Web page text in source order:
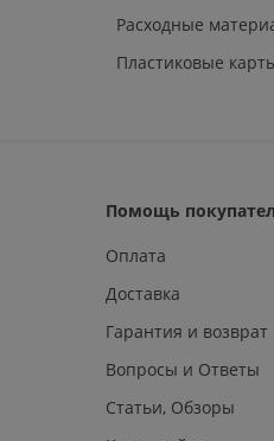
Расходные
Пластиковые
Помощь
Оплата
Доставка
Гарантия и возврат
Вопросы и Ответы
Статьи, Обзоры